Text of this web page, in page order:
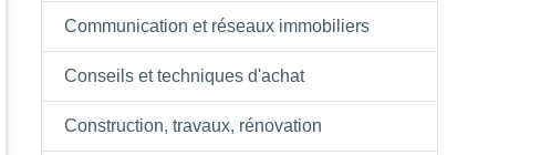
Communication et réseaux immobiliers
Conseils et techniques d'achat
Construction, travaux, rénovation